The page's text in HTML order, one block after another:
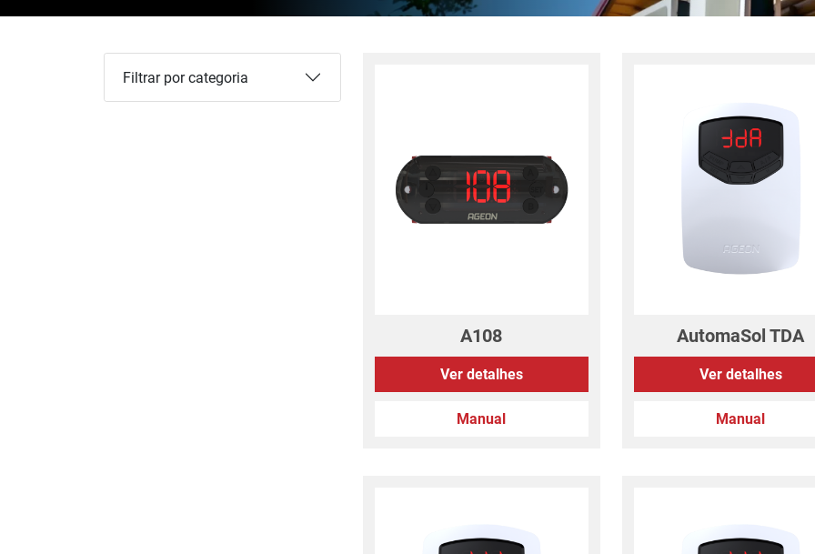
Filtrar por categoria
A108
Ver detalhes
Manual
AutomaSol TDA
Ver detalhes
Manual